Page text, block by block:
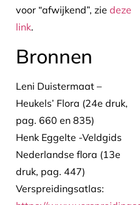
voor “afwijkend”, zie deze
link.
Bronnen
Leni Duistermaat –
Heukels’ Flora (24e druk,
pag. 660 en 835)
Henk Eggelte -Veldgids
Nederlandse flora (13e
druk, pag. 447)
Verspreidingsatlas: